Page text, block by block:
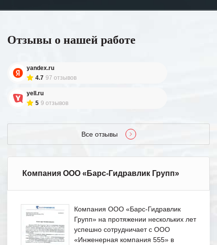
Отзывы о нашей работе
yandex.ru
4.7 97 отзывов
yell.ru
5 9 отзывов
Все отзывы
Компания ООО «Барс-Гидравлик Групп»
Компания ООО «Барс-Гидравлик
Групп» на протяжении нескольких лет
успешно сотрудничает с ООО
«Инженерная компания 555» в